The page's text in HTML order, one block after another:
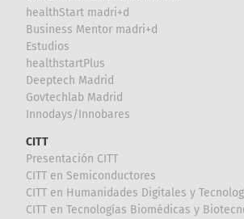
healthStart madri+d
Business Mentor madri+d
Estudios
healthstartPlus
Deeptech Madrid
Govtechlab Madrid
Innodays/Innobares
CITT
Presentación CITT
CITT en Semiconductores
CITT en Humanidades Digitales y
CITT en Tecnologías Biomédicas y